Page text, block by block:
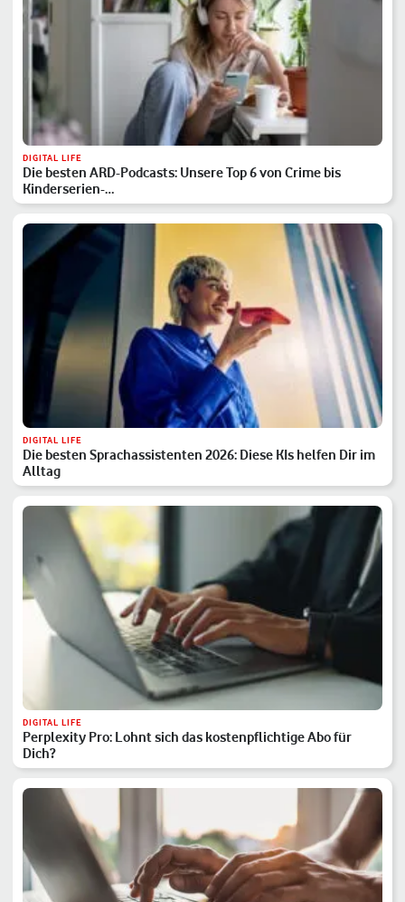
DIGITAL LIFE
Die besten ARD-Podcasts: Unsere Top 6 von Crime bis
Kinderserien-…
DIGITAL LIFE
Die besten Sprachassistenten 2026: Diese KIs helfen Dir im
Alltag
DIGITAL LIFE
Perplexity Pro: Lohnt sich das kostenpflichtige Abo für
Dich?